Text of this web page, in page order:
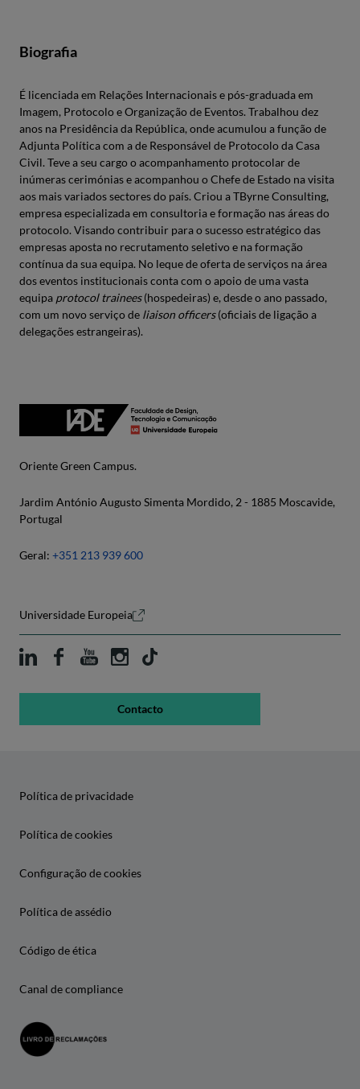
Biografia
É licenciada em Relações Internacionais e pós-graduada em
Imagem, Protocolo e Organização de Eventos. Trabalhou dez
anos na Presidência da República, onde acumulou a função de
Adjunta Política com a de Responsável de Protocolo da Casa
Civil. Teve a seu cargo o acompanhamento protocolar de
inúmeras cerimónias e acompanhou o Chefe de Estado na visita
aos mais variados sectores do país. Criou a TByrne Consulting,
empresa especializada em consultoria e formação nas áreas do
protocolo. Visando contribuir para o sucesso estratégico das
empresas aposta no recrutamento seletivo e na formação
contínua da sua equipa. No leque de oferta de serviços na área
dos eventos institucionais conta com o apoio de uma vasta
equipa protocol trainees(hospedeiras) e, desde o ano passado,
com um novo serviço de liaison officers(oficiais de ligação a
delegações estrangeiras).
Oriente Green Campus.
Jardim António Augusto Simenta Mordido, 2 - 1885 Moscavide,
Portugal
Geral: +351 213 939 600
Universidade Europeia
Contacto
Política de privacidade
Política de cookies
Configuração de cookies
Política de assédio
Código de ética
Canal de compliance